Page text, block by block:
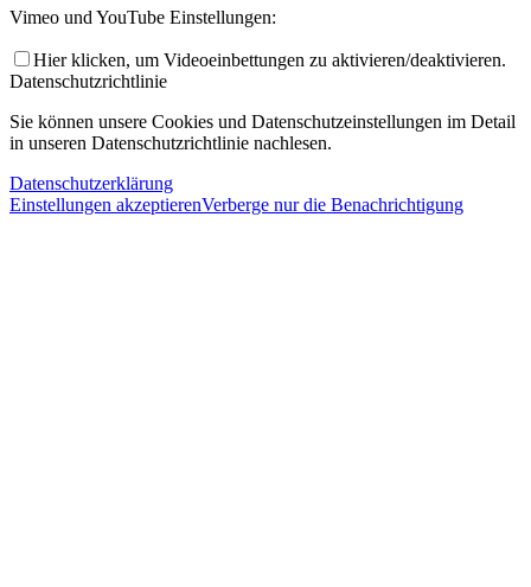
Vimeo und YouTube Einstellungen:
Hier klicken, um Videoeinbettungen zu aktivieren/deaktivieren.
Datenschutzrichtlinie
Sie können unsere Cookies und Datenschutzeinstellungen im Detail
in unseren Datenschutzrichtlinie nachlesen.
Datenschutzerklärung
Einstellungen akzeptierenVerberge nur die Benachrichtigung